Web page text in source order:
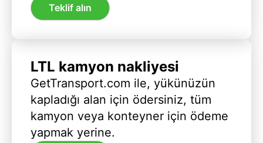
Teklif alın
LTL kamyon nakliyesi
GetTransport.com ile, yükünüzün
kapladığı alan için ödersiniz, tüm
kamyon veya konteyner için ödeme
yapmak yerine.